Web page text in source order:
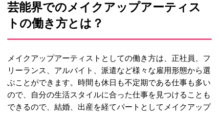
芸能界でのメイクアップアーティス
トの働き方とは？
メイクアップアーティストとしての働き方は、正社員、フ
リーランス、アルバイト、派遣など様々な雇用形態から選
ぶことができます。時間も休日も不定期である仕事も多い
ので、自分の生活スタイルに合った仕事を見つけることも
できるので、結婚、出産を経てパートとしてメイクアップ